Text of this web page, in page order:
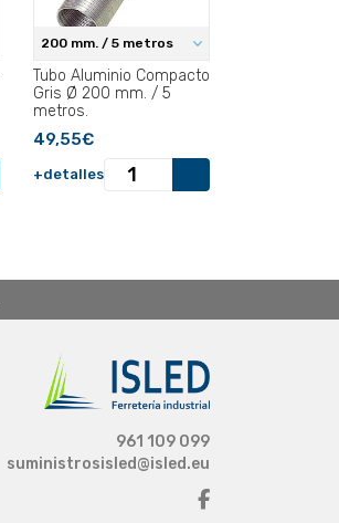
200 mm. / 5 metros
Tubo Aluminio Compacto
Gris Ø 200 mm. / 5
metros.
49,55€
+detalles
961 109 099
suministrosisled@isled.eu